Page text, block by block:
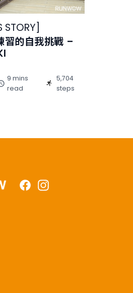
STORY]
習的自我挑戰 –
9 mins
read
5,704
steps
FacebookInstagram